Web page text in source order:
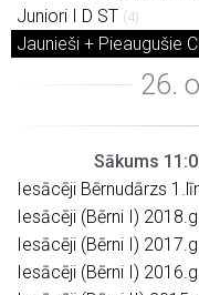
Juniori I D ST (4)
Jaunieši + Pieaugušie
Sākums
Iesācēji Bērnudārzs
Iesācēji (Bērni I)
Iesācēji (Bērni I)
Iesācēji (Bērni I)